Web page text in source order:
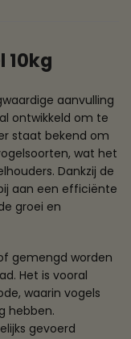
10kg
aanvulling
ontwikkeld om te
staat bekend om
wat het
Dankzij de
aan een efficiënte
groei en
gemengd worden
Het is vooral
waarin vogels
hebben.
gevoerd